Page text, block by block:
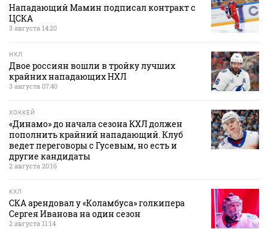
Нападающий Мамин подписал контракт с
ЦСКА
3 августа 14:20
НХЛ
Двое россиян вошли в тройку лучших
крайних нападающих НХЛ
3 августа 07:40
ХОККЕЙ
«Динамо» до начала сезона КХЛ должен
пополнить крайний нападающий. Клуб
ведет переговоры с Гусевым, но есть и
другие кандидаты
2 августа 20:16
КХЛ
СКА арендовал у «Коламбуса» голкипера
Сергея Иванова на один сезон
2 августа 11:14